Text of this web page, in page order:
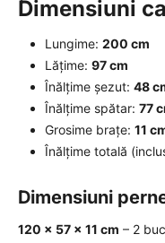
Dimensiuni
Lungime: 200 cm
Lățime: 97 cm
Înălțime șezut: 48
Înălțime spătar: 77
Grosime brațe: 11
Înălțime totală
Dimensiuni
120 × 57 × 11 cm – 2